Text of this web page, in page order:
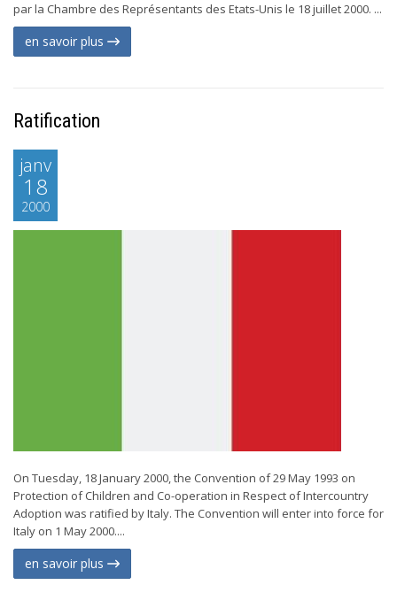
par la Chambre des Représentants des Etats-Unis le 18 juillet 2000. ...
en savoir plus
Ratification
janv
18
2000
On Tuesday, 18 January 2000, the Convention of 29 May 1993 on
Protection of Children and Co-operation in Respect of Intercountry
Adoption was ratified by Italy. The Convention will enter into force for
Italy on 1 May 2000....
en savoir plus